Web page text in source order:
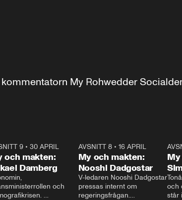
My Rohwedder
9• 30 APRIL
och makten:
Damberg
och
AVSNITT 8• 16 APRIL
My och makten:
Nooshi Dadgostar
V-ledaren Nooshi Dadgostar
pressas internt om
regeringsfrågan.
My
och
står